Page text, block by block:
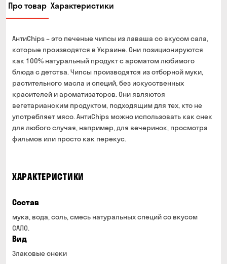
От 300 до 399 грн
От 700 грн бесплатно
Срок доставки — до 90 минут
*на время доставки могут влиять воздушные тревоги
Оплата:
наличными курьеру
банковской картой на сайте
Время сборки заказа — до 30 мин
Можете без очереди забрать из магазина в удобное
Оплата:
наличными в магазине
банковской картой на сайте и в магазине
Про товар Характеристики
АнтиChips – это печеные чипсы из лаваша со вкусом сала,
которые производятся в Украине. Они позиционируются
как 100% натуральный продукт с ароматом любимого
блюда с детства. Чипсы производятся из отборной муки,
растительного масла и специй, без искусственных
красителей и ароматизаторов. Они являются
вегетарианским продуктом, подходящим для тех, кто не
употребляет мясо. АнтиChips можно использовать как снек
для любого случая, например, для вечеринок, просмотра
фильмов или просто как перекус.
ХАРАКТЕРИСТИКИ
Состав
мука, вода, соль, смесь натуральных специй со вкусом
САЛО.
Вид
Злаковые снеки